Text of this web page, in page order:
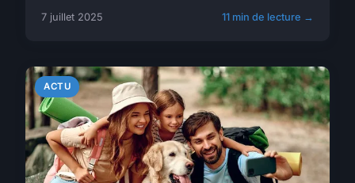
7 juillet 2025 11 min de lecture →
ACTU